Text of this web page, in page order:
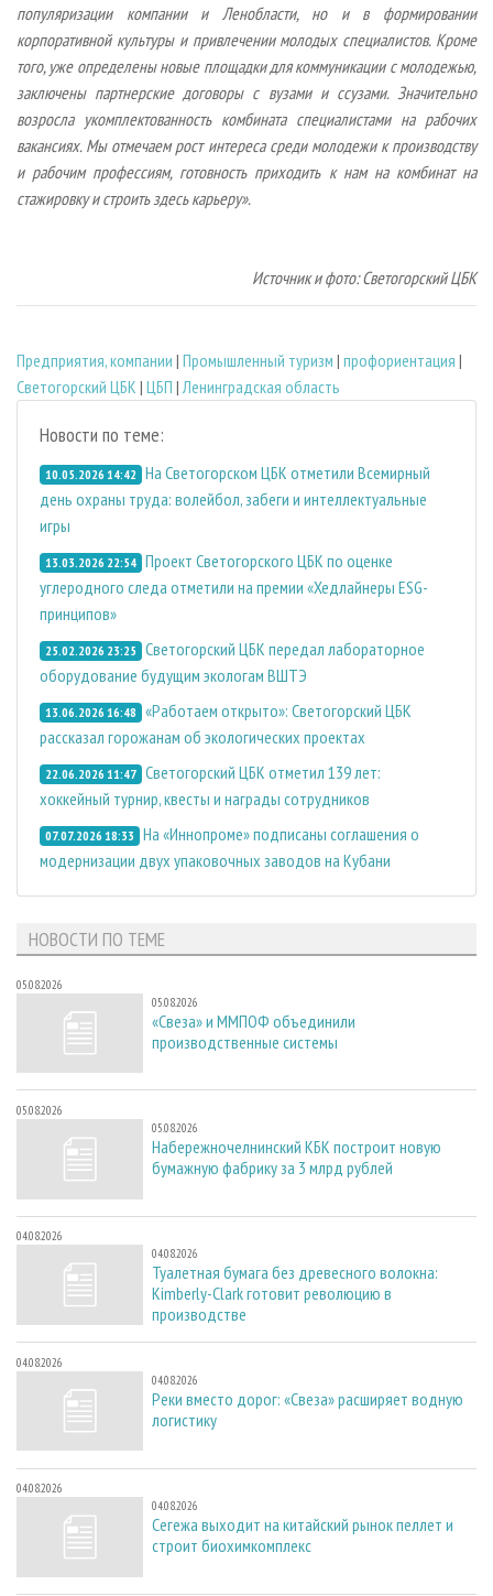
популяризации компании и Ленобласти, но и в формировании
корпоративной культуры и привлечении молодых специалистов. Кроме
того, уже определены новые площадки для коммуникации с молодежью,
заключены партнерские договоры с вузами и ссузами. Значительно
возросла укомплектованность комбината специалистами на рабочих
вакансиях. Мы отмечаем рост интереса среди молодежи к производству
и рабочим профессиям, готовность приходить к нам на комбинат на
стажировку и строить здесь карьеру».
Источник и фото: Светогорский ЦБК
Предприятия, компании | Промышленный туризм | профориентация |
Светогорский ЦБК | ЦБП |Ленинградская область
Новости по теме:
10.05.2026 14:42 На Светогорском ЦБК отметили Всемирный
день охраны труда: волейбол, забеги и интеллектуальные
игры
13.03.2026 22:54 Проект Светогорского ЦБК по оценке
углеродного следа отметили на премии «Хедлайнеры ESG-
принципов»
25.02.2026 23:25 Светогорский ЦБК передал лабораторное
оборудование будущим экологам ВШТЭ
13.06.2026 16:48 «Работаем открыто»: Светогорский ЦБК
рассказал горожанам об экологических проектах
22.06.2026 11:47 Светогорский ЦБК отметил 139 лет:
хоккейный турнир, квесты и награды сотрудников
07.07.2026 18:33 На «Иннопроме» подписаны соглашения о
модернизации двух упаковочных заводов на Кубани
НОВОСТИ ПО ТЕМЕ
05.08.2026
05.08.2026
«Свеза» и ММПОФ объединили
производственные системы
05.08.2026
05.08.2026
Набережночелнинский КБК построит новую
бумажную фабрику за 3 млрд рублей
04.08.2026
04.08.2026
Туалетная бумага без древесного волокна:
Kimberly-Clark готовит революцию в
производстве
04.08.2026
04.08.2026
Реки вместо дорог: «Свеза» расширяет водную
логистику
04.08.2026
04.08.2026
Сегежа выходит на китайский рынок пеллет и
строит биохимкомплекс